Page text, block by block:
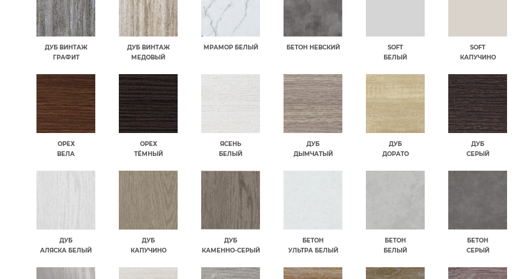
ДУБ ВИНТАЖ
ГРАФИТ
ДУБ ВИНТАЖ
МЕДОВЫЙ
МРАМОР БЕЛЫЙ БЕТОН НЕВСКИЙ
SOFT
БЕЛЫЙ
SOFT
КАПУЧИНО
ОРЕХ
ВЕЛА
ОРЕХ
ТЁМНЫЙ
ЯСЕНЬ
БЕЛЫЙ
ДУБ
ДЫМЧАТЫЙ
ДУБ
ДОРАТО
ДУБ
СЕРЫЙ
ДУБ
АЛЯСКА БЕЛЫЙ
ДУБ
КАПУЧИНО
ДУБ
КАМЕННО-СЕРЫЙ
БЕТОН
УЛЬТРА БЕЛЫЙ
БЕТОН
БЕЛЫЙ
БЕТОН
СЕРЫЙ